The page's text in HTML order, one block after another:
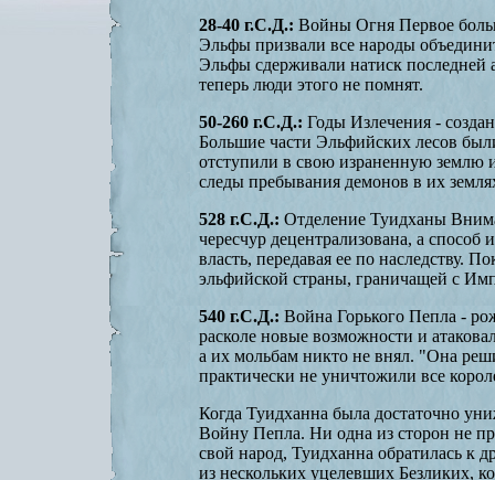
28-40 г.С.Д.: Войны Огня Первое
Эльфы призвали все народы
Эльфы сдерживали натиск последней
теперь люди этого не помнят.
50-260 г.С.Д.: Годы Излечения -
Большие части Эльфийских лесов
отступили в свою израненную землю
следы пребывания демонов в их
528 г.С.Д.: Отделение Туидханы
чересчур децентрализована, а
власть, передавая ее по наследству.
эльфийской страны, граничащей с
540 г.С.Д.: Война Горького Пепла -
расколе новые возможности и
а их мольбам никто не внял. "Она
практически не уничтожили все
Когда Туидханна была достаточно
Войну Пепла. Ни одна из сторон не
свой народ, Туидханна обратилась
из нескольких уцелевших Безликих,